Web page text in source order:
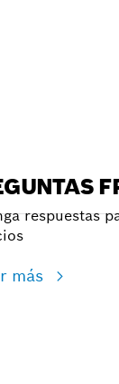
respuestas
más